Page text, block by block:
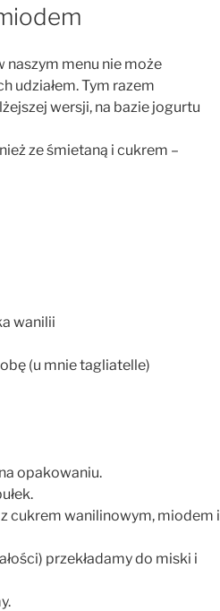
naszym menu nie może
udziałem. Tym razem
wersji, na bazie jogurtu
ze śmietaną i cukrem –
wanilii
(u mnie tagliatelle)
opakowaniu.
cukrem wanilinowym, miodem i
przekładamy do miski i